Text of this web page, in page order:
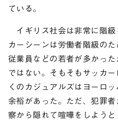
ている。
イギリス社会は非常に階級
カーシーンは労働者階級の
従業員などの若者が多かっ
ではない。そもそもサッカ
くのカジュアルズはヨーロ
余裕があった。ただ、犯罪
察から隠れて喧嘩をしよう